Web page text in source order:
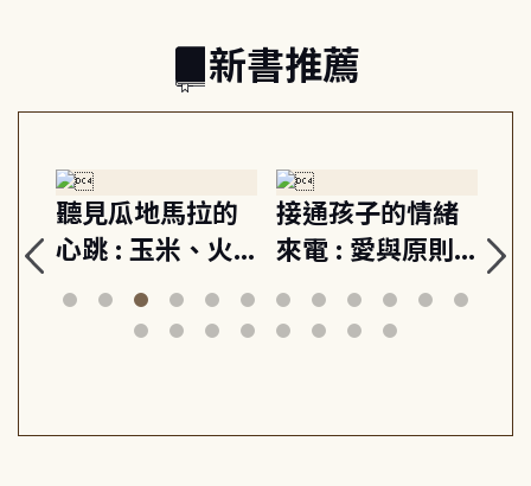
新書推薦
聽見瓜地馬拉的
心跳 : 玉米、火
山與信仰, 外交官
筆下的現代馬雅
接通孩子的情緒
來電 : 愛與原則,
建立教養的安定
節奏 22個行動練
關